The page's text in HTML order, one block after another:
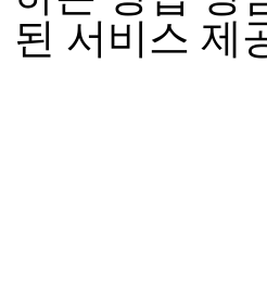
된 서비스 제